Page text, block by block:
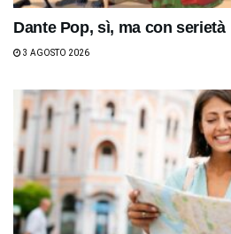
Dante Pop, sì, ma con serietà
3 AGOSTO 2026